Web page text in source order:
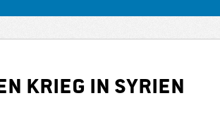
Krieg in Syrien